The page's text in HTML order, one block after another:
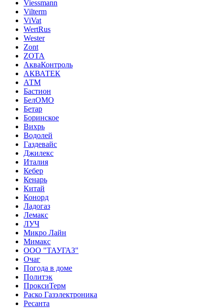
Viessmann
Vilterm
ViVat
WertRus
Wester
Zont
ZOTA
АкваКонтроль
АКВАТЕК
АТМ
Бастион
БелОМО
Бетар
Боринское
Вихрь
Водолей
Газдевайс
Джилекс
Италия
Кебер
Кенарь
Китай
Конорд
Ладогаз
Лемакс
ЛУЧ
Микро Лайн
Мимакс
ООО "ТАУГАЗ"
Очаг
Погода в доме
Политэк
ПроксиТерм
Раско Газэлектроника
Ресанта